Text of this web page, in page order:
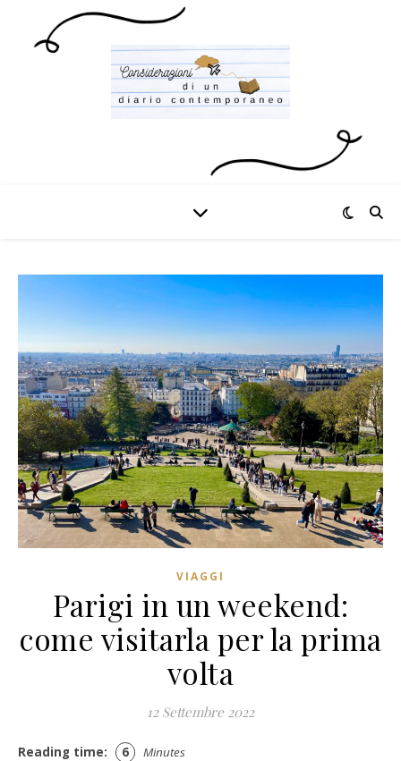
VIAGGI
Parigi in un weekend:
come visitarla per la prima
volta
12 Settembre 2022
Reading time: 6 Minutes